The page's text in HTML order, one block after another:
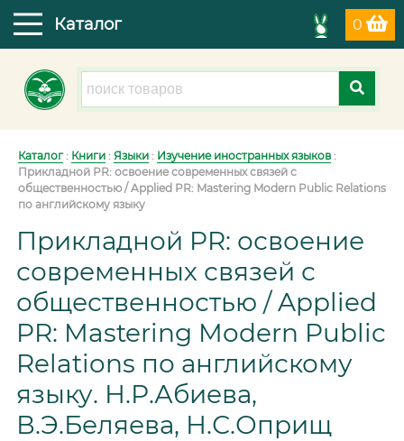
0
Каталог
Каталог: Книги : Языки : Изучение иностранных языков :
Прикладной PR: освоение современных связей с
общественностью / Applied PR: Mastering Modern Public Relations
по английскому языку
Прикладной PR: освоение
современных связей с
общественностью / Applied
PR: Mastering Modern Public
Relations по английскому
языку. Н.Р.Абиева,
В.Э.Беляева, Н.С.Оприщ